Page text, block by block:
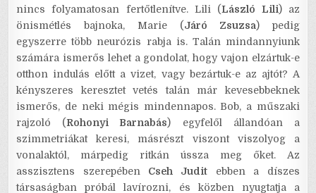
nincs folyamatosan fertőtlenítve. Lili (László Lili) az
önismétlés bajnoka, Marie (Járó Zsuzsa) pedig
egyszerre több neurózis rabja is. Talán mindannyiunk
számára ismerős lehet a gondolat, hogy vajon elzártuk-e
otthon indulás előtt a vizet, vagy bezártuk-e az ajtót? A
kényszeres keresztet vetés talán már kevesebbeknek
ismerős, de neki mégis mindennapos. Bob, a műszaki
rajzoló (Rohonyi Barnabás) egyfelől állandóan a
szimmetriákat keresi, másrészt viszont viszolyog a
vonalaktól, márpedig ritkán ússza meg őket. Az
asszisztens szerepében Cseh Judit ebben a díszes
társaságban próbál lavírozni, és közben nyugtatja a